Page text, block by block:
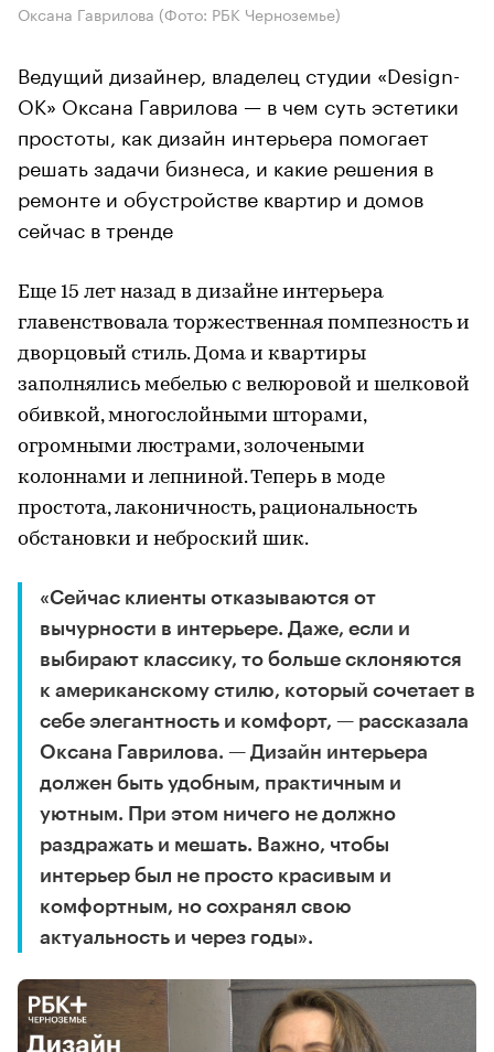
Оксана Гаврилова (Фото: РБК Черноземье)
Ведущий дизайнер, владелец студии «Design-
OK» Оксана Гаврилова — в чем суть эстетики
простоты, как дизайн интерьера помогает
решать задачи бизнеса, и какие решения в
ремонте и обустройстве квартир и домов
сейчас в тренде
Еще 15 лет назад в дизайне интерьера
главенствовала торжественная помпезность и
дворцовый стиль. Дома и квартиры
заполнялись мебелью с велюровой и шелковой
обивкой, многослойными шторами,
огромными люстрами, золочеными
колоннами и лепниной. Теперь в моде
простота, лаконичность, рациональность
обстановки и неброский шик.
«Сейчас клиенты отказываются от
вычурности в интерьере. Даже, если и
выбирают классику, то больше склоняются
к американскому стилю, который сочетает в
себе элегантность и комфорт, — рассказала
Оксана Гаврилова. — Дизайн интерьера
должен быть удобным, практичным и
уютным. При этом ничего не должно
раздражать и мешать. Важно, чтобы
интерьер был не просто красивым и
комфортным, но сохранял свою
актуальность и через годы».